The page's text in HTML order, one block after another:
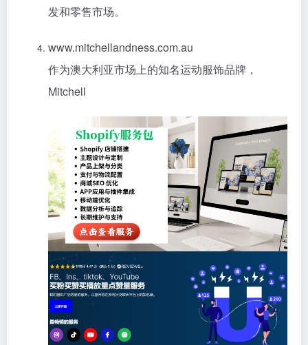
发和零售市场。
www.mitchellandness.com.au
作为澳大利亚市场上的知名运动服饰品牌，
Mitchell